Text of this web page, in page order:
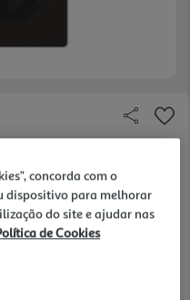
concorda com o
dispositivo para melhorar
do site e ajudar nas
de Cookies